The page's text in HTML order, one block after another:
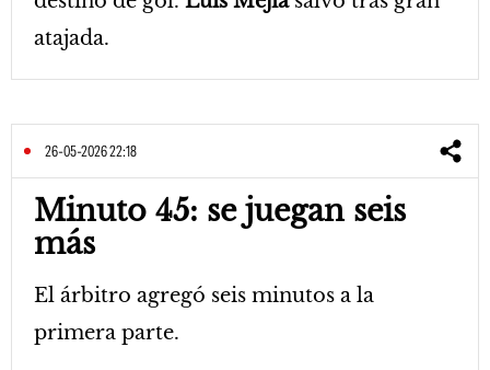
atajada.
26-05-2026 22:18
Minuto 45: se juegan seis
más
El árbitro agregó seis minutos a la
primera parte.